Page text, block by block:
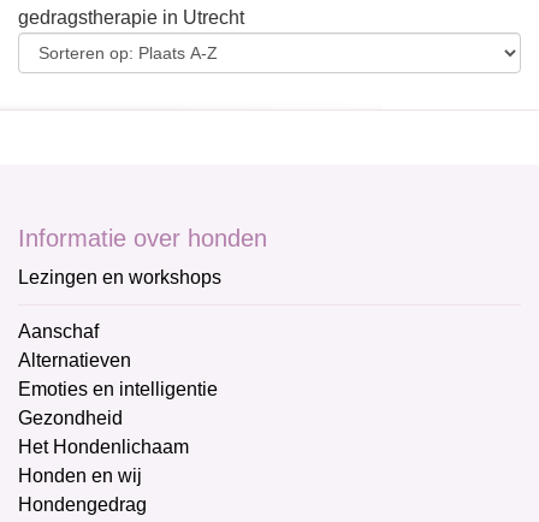
gedragstherapie in Utrecht
Informatie over honden
Lezingen en workshops
Aanschaf
Alternatieven
Emoties en intelligentie
Gezondheid
Het Hondenlichaam
Honden en wij
Hondengedrag